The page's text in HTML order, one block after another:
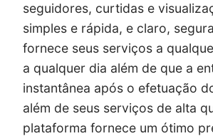
seguidores, curtidas e
simples e rápida, e claro,
fornece seus serviços a
a qualquer dia além de que a
instantânea após o efetuação
além de seus serviços de alta
plataforma fornece um ótimo